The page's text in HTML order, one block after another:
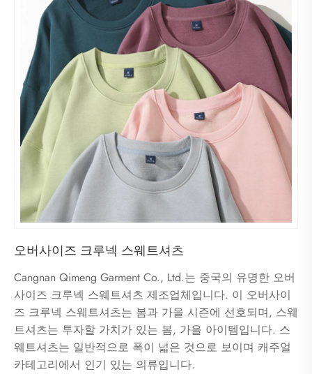
오버사이즈 크루넥 스웨트셔츠
Cangnan Qimeng Garment Co., Ltd.는 중국의 유명한 오버
사이즈 크루넥 스웨트셔츠 제조업체입니다. 이 오버사이
즈 크루넥 스웨트셔츠는 봄과 가을 시즌에 선호되며, 스웨
트셔츠는 투자할 가치가 있는 봄, 가을 아이템입니다. 스
웨트셔츠는 일반적으로 폭이 넓은 것으로 보이며 캐주얼
카테고리에서 인기 있는 의류입니다.